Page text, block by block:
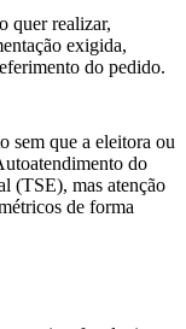
quer realizar,
exigida,
do pedido.
sem que a eleitora ou
do
(TSE), mas atenção
de forma